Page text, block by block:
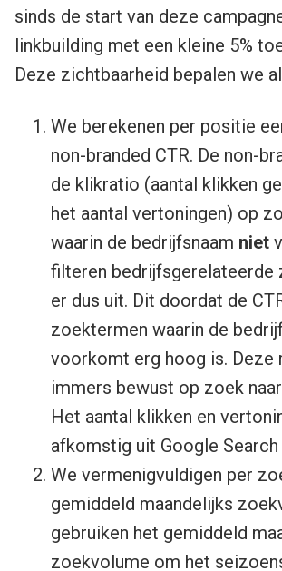
sinds de start van deze
linkbuilding met een kleine 5%
Deze zichtbaarheid bepalen we
We berekenen per positie
non-branded CTR. De non-
de klikratio (aantal klikken
het aantal vertoningen) op
waarin de bedrijfsnaam niet
filteren bedrijfsgerelateerde
er dus uit. Dit doordat de
zoektermen waarin de
voorkomt erg hoog is. Deze
immers bewust op zoek
Het aantal klikken en
afkomstig uit Google Search
We vermenigvuldigen per
gemiddeld maandelijks
gebruiken het gemiddeld
zoekvolume om het